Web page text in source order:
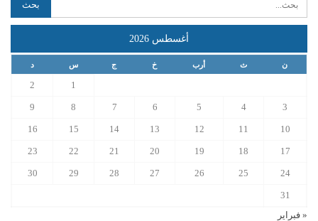
أغسطس 2026
ن ث أرب خ ج س د
1
2
3
4
5
6
7
8
9
10
11
12
13
14
15
16
17
18
19
20
21
22
23
24
25
26
27
28
29
30
31
« فبراير